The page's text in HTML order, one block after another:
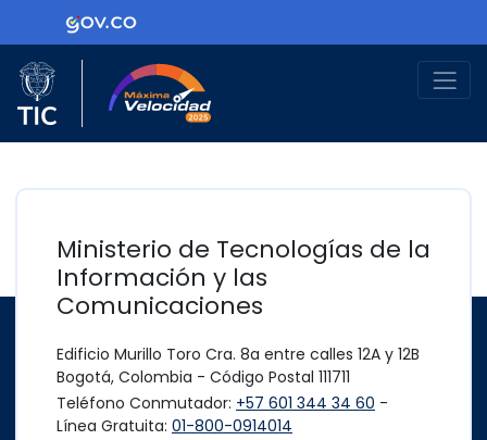
Ir al contenido principalLogo Gobierno de Colombia
Logo del Ministerio TIC
Ministerio de Tecnologías de la
Información y las
Comunicaciones
Edificio Murillo Toro Cra. 8a entre calles 12A y 12B
Bogotá, Colombia - Código Postal 111711
Teléfono Conmutador: +57 601 344 34 60 -
Línea Gratuita: 01-800-0914014